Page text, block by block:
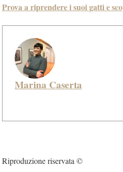
Prova a riprendere i suoi gatti e
Marina Caserta
Riproduzione riservata ©